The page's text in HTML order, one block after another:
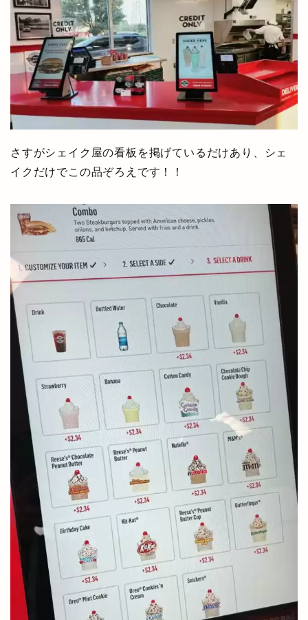
さすがシェイク屋の看板を掲げているだけあり、シェ
イクだけでこの品ぞろえです！！